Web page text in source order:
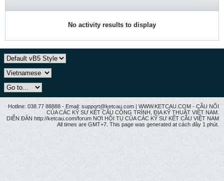
No activity results to display
Hotline: 038.77 88888 - Email: support@ketcau.com | WWW.KETCAU.COM - CẦU NỐI
CỦA CÁC KỸ SƯ KẾT CẤU CÔNG TRÌNH, ĐỊA KỸ THUẬT VIỆT NAM.
DIỄN ĐÀN http://ketcau.com/forum NƠI HỘI TỤ CỦA CÁC KỸ SƯ KẾT CÂU VIỆT NAM
All times are GMT+7. This page was generated at cách đây 1 phút.